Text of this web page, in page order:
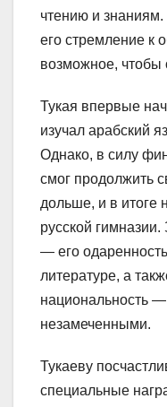
чтению и
его стремление к
возможное, чтобы
Тукая впервые
изучал арабский
Однако, в силу
смог продолжить
дольше, и в итоге
русской гимназии.
— его
литературе, а
национальность
незамеченными.
Тукаеву
специальные